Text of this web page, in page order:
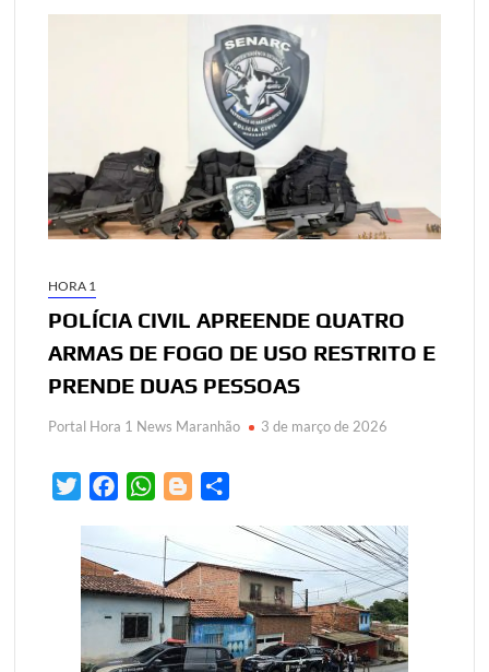
HORA 1
POLÍCIA CIVIL APREENDE QUATRO
ARMAS DE FOGO DE USO RESTRITO E
PRENDE DUAS PESSOAS
Portal Hora 1 News Maranhão 3 de março de 2026
i
t
t
e
r
e
b
o
o
W
a
s
A
p
g
g
e
r
r
e